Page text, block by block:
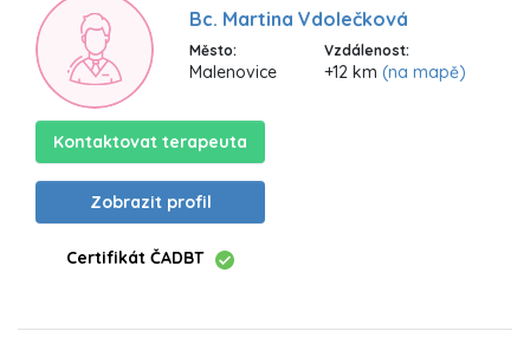
Bc. Martina Vdolečková
Město:
Malenovice
Vzdálenost:
+12 km (na mapě)
Kontaktovat terapeuta
Zobrazit profil
Certifikát ČADBT